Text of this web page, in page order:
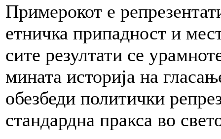
Примерокот е
етничка припадност и
сите резултати се
мината историја на
обезбеди политички
стандардна пракса во